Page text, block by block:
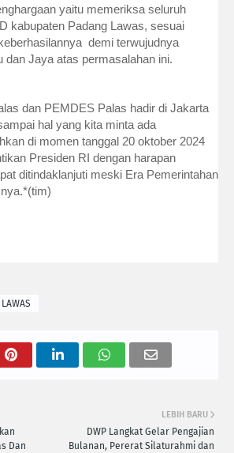
yaitu memeriksa seluruh
kabupaten Padang Lawas, sesuai
demi terwujudnya
dan Jaya atas permasalahan ini.
dan PEMDES Palas hadir di Jakarta
hal yang kita minta ada
di momen tanggal 20 oktober 2024
Presiden RI dengan harapan
ditindaklanjuti meski Era Pemerintahan
LEBIH BARU
DWP Langkat Gelar Pengajian
Bulanan, Pererat Silaturahmi dan
Dan